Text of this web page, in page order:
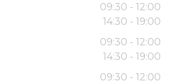
09:30 - 12:00
14:30 - 19:00
09:30 - 12:00
14:30 - 19:00
09:30 - 12:00